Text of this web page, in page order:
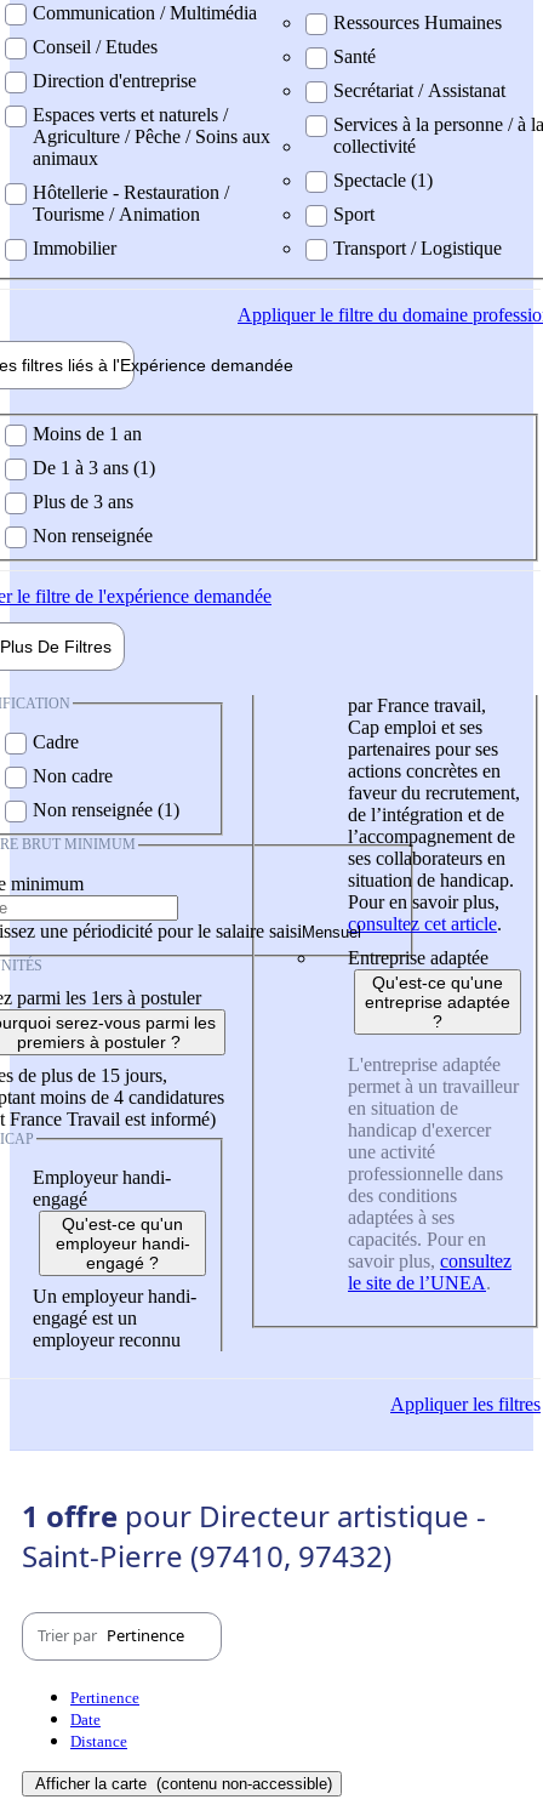
Communication / Multimédia
Conseil / Etudes
Direction d'entreprise
Espaces verts et naturels /
Agriculture / Pêche / Soins aux
animaux
Hôtellerie - Restauration /
Tourisme / Animation
Immobilier
Ressources Humaines
Santé
Secrétariat / Assistanat
Services à la personne / à la
collectivité
Spectacle (1)
Sport
Transport / Logistique
Appliquerle filtre du domaine
filtres liés à l'Expérience demandée
demandée
Moins de 1 an
De 1 à 3 ans (1)
Plus de 3 ans
Non renseignée
le filtre de l'expérience demandée
Plus De Filtres
Cadre
Non cadre
Non renseignée (1)
BRUT MINIMUM
minimum
une périodicité pour le salaire saisi
parmi les 1ers à postuler
serez-vous parmi les
premiers à postuler ?
de plus de 15 jours,
moins de 4 candidatures
France Travail est informé)
Employeur handi-
engagé
Qu'est-ce qu'un
employeur handi-
engagé ?
Un employeur handi-
engagé est un
employeur reconnu
par France travail,
Cap emploi et ses
partenaires pour ses
actions concrètes en
faveur du recrutement,
de l’intégration et de
l’accompagnement de
ses collaborateurs en
situation de handicap.
Pour en savoir plus,
consultez cet article.
Entreprise adaptée
Qu'est-ce qu'une
entreprise adaptée
?
L'entreprise adaptée
permet à un travailleur
en situation de
handicap d'exercer
une activité
professionnelle dans
des conditions
adaptées à ses
capacités. Pour en
savoir plus, consultez
le site de l’UNEA.
Appliquerles filtres
1 offre pour Directeur artistique -
Saint-Pierre (97410, 97432)
Trier par Pertinence
Pertinence
Date
Distance
Afficher la carte (contenu non-accessible)